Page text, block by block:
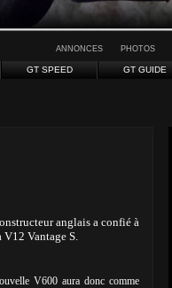
ANNONCES PHOTOS
GT SPEED GT GUIDE
anglais a confié à
V12 Vantage S.
V600 aura donc comme